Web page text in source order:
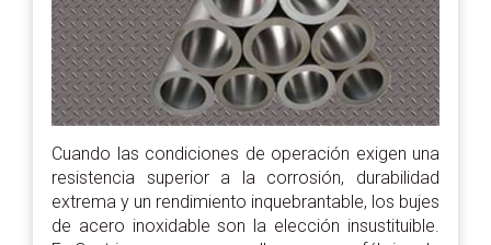
Cuando las condiciones de operación exigen una
resistencia superior a la corrosión, durabilidad
extrema y un rendimiento inquebrantable, los bujes
de acero inoxidable son la elección insustituible.